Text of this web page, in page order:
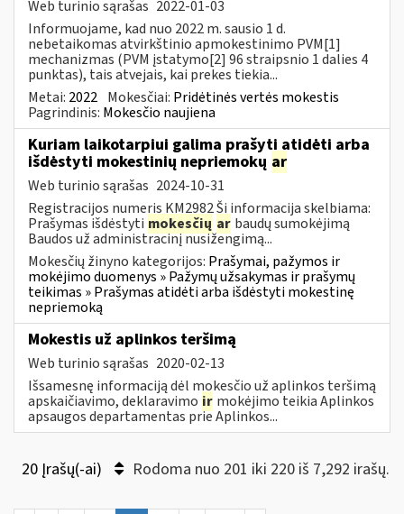
Web turinio sąrašas 2022-01-03
Informuojame, kad nuo 2022 m. sausio 1 d.
nebetaikomas atvirkštinio apmokestinimo PVM[1]
mechanizmas (PVM įstatymo[2] 96 straipsnio 1 dalies 4
punktas), tais atvejais, kai prekes tiekia...
Metai: 2022 Mokesčiai: Pridėtinės vertės mokestis
Pagrindinis: Mokesčio naujiena
Kuriam laikotarpiui galima prašyti atidėti arba
išdėstyti mokestinių nepriemokų ar
Web turinio sąrašas 2024-10-31
Registracijos numeris KM2982 Ši informacija skelbiama:
Prašymas išdėstyti mokesčių ar baudų sumokėjimą
Baudos už administracinį nusižengimą...
Mokesčių žinyno kategorijos: Prašymai, pažymos ir
mokėjimo duomenys » Pažymų užsakymas ir prašymų
teikimas » Prašymas atidėti arba išdėstyti mokestinę
nepriemoką
Mokestis už aplinkos teršimą
Web turinio sąrašas 2020-02-13
Išsamesnę informaciją dėl mokesčio už aplinkos teršimą
apskaičiavimo, deklaravimo ir mokėjimo teikia Aplinkos
apsaugos departamentas prie Aplinkos...
20 Įrašų(-ai) Rodoma nuo 201 iki 220 iš 7,292 irašų.